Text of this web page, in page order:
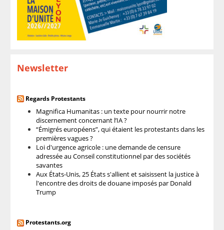
Newsletter
Regards Protestants
Magnifica Humanitas : un texte pour nourrir notre
discernement concernant l’IA ?
“Émigrés européens”, qui étaient les protestants dans les
premières vagues ?
Loi d'urgence agricole : une demande de censure
adressée au Conseil constitutionnel par des sociétés
savantes
Aux États-Unis, 25 États s'allient et saisissent la justice à
l'encontre des droits de douane imposés par Donald
Trump
Protestants.org